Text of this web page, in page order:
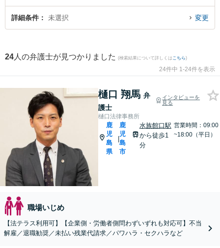
の実績豊富な近くの弁護士を検索したい』『初回相談無料で職場いじめを法律
相談できる鹿児島県内の弁護士に相談予約したい』などでお困りの相談者さん
詳細条件 未選択 変更
24 人の弁護士が見つかりました (検索結果について詳しくは こちら)
24件中 1-24件を表示
樋口 翔馬 弁
護士
インタビューを
見る
樋口法律事務所
鹿
児
島
県
|
鹿
児
島
市
水族館口駅
から徒歩1
分
営業時間：09:00
~18:00（平日）
職場いじめ
【法テラス利用可】【企業側・労働者側問わずいずれも対応可】不当
解雇／退職勧奨／未払い残業代請求／パワハラ・セクハラなど